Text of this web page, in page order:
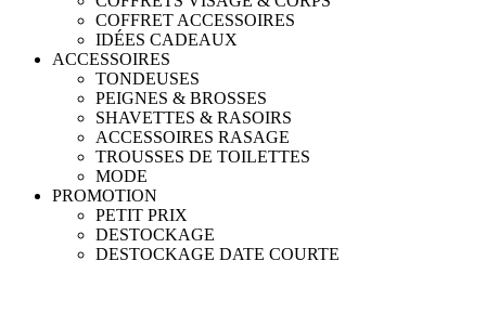
COFFRET ACCESSOIRES
IDÉES CADEAUX
ACCESSOIRES
TONDEUSES
PEIGNES & BROSSES
SHAVETTES & RASOIRS
ACCESSOIRES RASAGE
TROUSSES DE TOILETTES
MODE
PROMOTION
PETIT PRIX
DESTOCKAGE
DESTOCKAGE DATE COURTE